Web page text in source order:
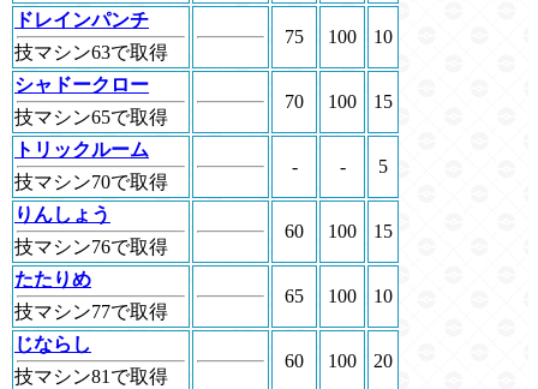
ドレインパンチ
技マシン63で取得
75 100 10
シャドークロー
技マシン65で取得
70 100 15
トリックルーム
技マシン70で取得
- - 5
りんしょう
技マシン76で取得
60 100 15
たたりめ
技マシン77で取得
65 100 10
じならし
技マシン81で取得
60 100 20